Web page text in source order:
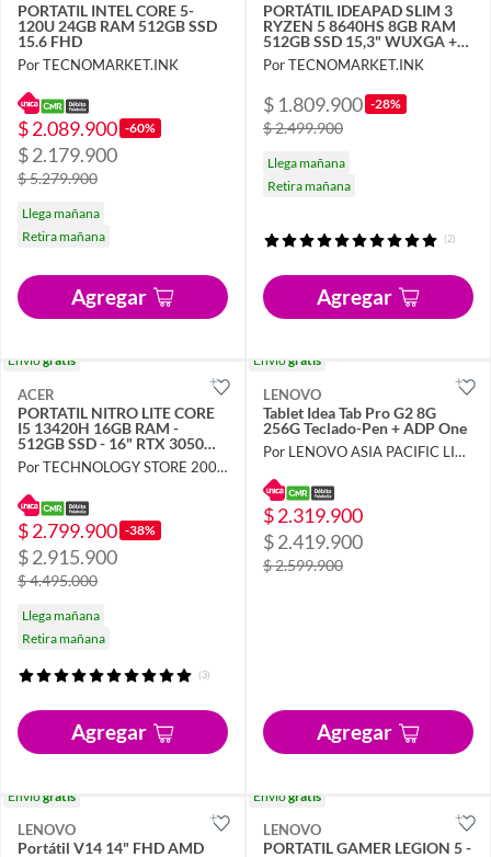
PORTATIL INTEL CORE 5-
120U 24GB RAM 512GB SSD
15.6 FHD
Por TECNOMARKET.INK
$ 2.089.900 -60%
$ 2.179.900
$ 5.279.900
Llega mañana
Retira mañana
Agregar
PORTÁTIL IDEAPAD SLIM 3
RYZEN 5 8640HS 8GB RAM
512GB SSD 15,3" WUXGA +
GAME PASS
Por TECNOMARKET.INK
$ 1.809.900 -28%
$ 2.499.900
Llega mañana
Retira mañana
(2)
Agregar
Envíogratis
ACER
PORTATIL NITRO LITE CORE
I5 13420H 16GB RAM -
512GB SSD - 16" RTX 3050
6GB MOD NL16-71G-57G5
Por TECHNOLOGY STORE 2006 S A S
$ 2.799.900 -38%
$ 2.915.900
$ 4.495.000
Llega mañana
Retira mañana
(3)
Agregar
Envíogratis
LENOVO
Tablet Idea Tab Pro G2 8G
256G Teclado-Pen + ADP One
Por LENOVO ASIA PACIFIC LIMITED SUCURSAL COLOMBIA
$ 2.319.900
$ 2.419.900
$ 2.599.900
Agregar
Envíogratis
LENOVO
Portátil V14 14" FHD AMD
Envíogratis
LENOVO
PORTATIL GAMER LEGION 5 -